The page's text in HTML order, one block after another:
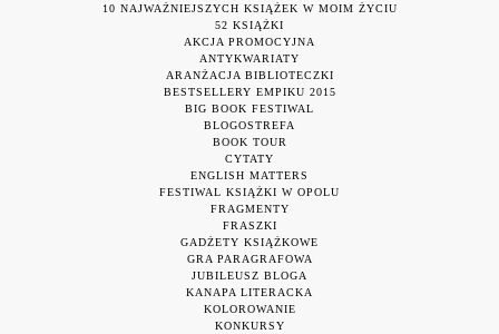
10 NAJWAŻNIEJSZYCH KSIĄŻEK W MOIM ŻYCIU
52 KSIĄŻKI
AKCJA PROMOCYJNA
ANTYKWARIATY
ARANŻACJA BIBLIOTECZKI
BESTSELLERY EMPIKU 2015
BIG BOOK FESTIWAL
BLOGOSTREFA
BOOK TOUR
CYTATY
ENGLISH MATTERS
FESTIWAL KSIĄŻKI W OPOLU
FRAGMENTY
FRASZKI
GADŻETY KSIĄŻKOWE
GRA PARAGRAFOWA
JUBILEUSZ BLOGA
KANAPA LITERACKA
KOLOROWANIE
KONKURSY